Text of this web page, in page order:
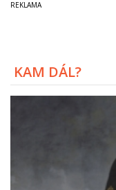
KAM DÁL?